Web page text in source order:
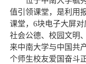
值引领课堂，是利用
课堂，6块电子大屏对
社会公德、校园文明
来中南大学与中国共
个师生校友爱国奋斗